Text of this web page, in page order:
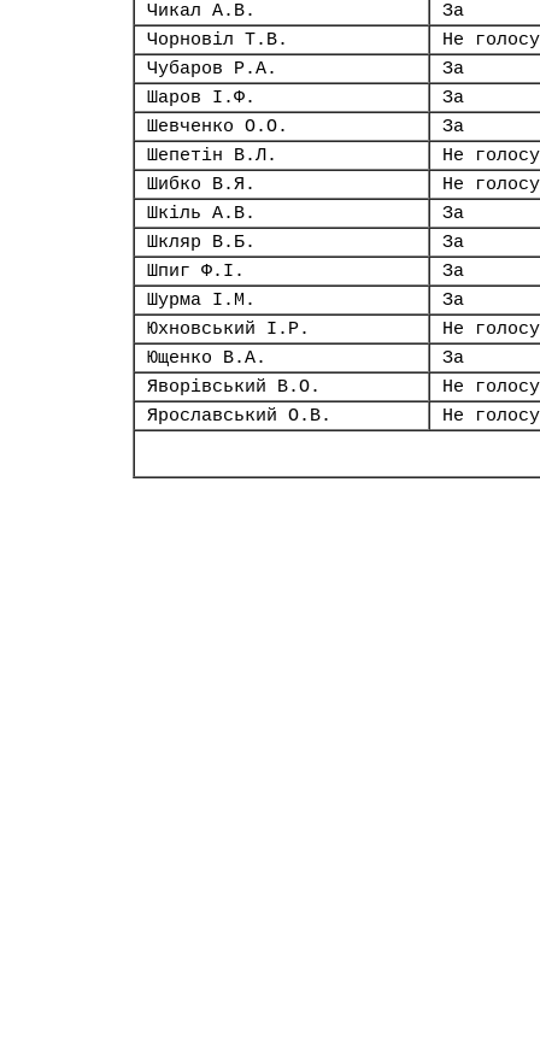
Чикал А.В.
За
Чорновіл Т.В.
Не
Чубаров Р.А.
За
Шаров І.Ф.
За
Шевченко О.О.
За
Шепетін В.Л.
Не
Шибко В.Я.
Не
Шкіль А.В.
За
Шкляр В.Б.
За
Шпиг Ф.І.
За
Шурма І.М.
За
Юхновський І.Р.
Не
Ющенко В.А.
За
Яворівський В.О.
Не
Ярославський О.В.
Не